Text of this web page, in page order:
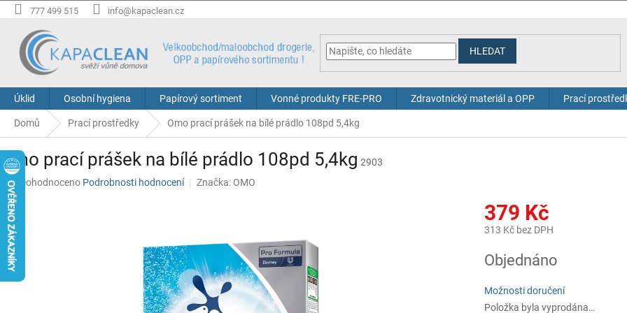
Přejít
na
777 499 515 info@kapaclean.cz
HLEDAT
Úklid Osobní hygiena Papírový sortiment Vonné produkty FRE-PRO Zdravotnický materiál a OPP Prací
Domů Prací prostředky Omo prací prášek na bílé prádlo 108pd 5,4kg
Omo prací prášek na bílé prádlo 108pd 5,4kg 2903
Průměrné
hodnocení
produktu
je
0,0
z
5
hvězdiček.
Neohodnoceno Podrobnosti hodnocení Značka: OMO
379 Kč
313 Kč bez DPH
cena:
Objednáno
Možnosti doručení
Položka byla vyprodána…